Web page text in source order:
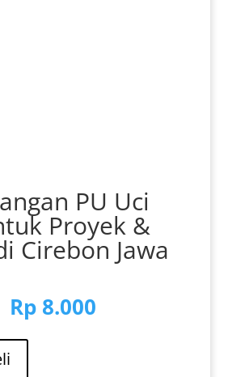
PU Uci
Proyek &
Cirebon Jawa
Harga
aslinya
adalah:
Rp 11.000.
Rp8.000Harga